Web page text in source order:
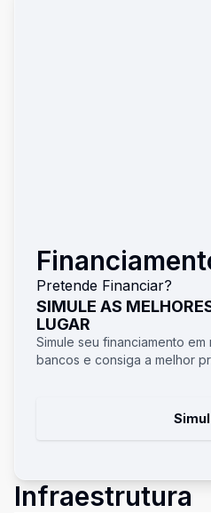
Pretende Financiar?
SIMULE AS
LUGAR
Simule seu financiamento
bancos e consiga a melhor
Infraestrutura